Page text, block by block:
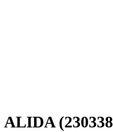
ALIDA